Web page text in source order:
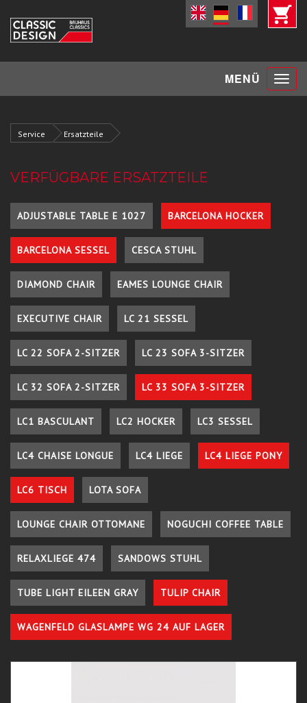
MENÜ Toggle
Service Ersatzteile
VERFÜGBARE ERSATZTEILE
ADJUSTABLE TABLE E 1027 BARCELONA HOCKER
BARCELONA SESSEL CESCA STUHL
DIAMOND CHAIR EAMES LOUNGE CHAIR
EXECUTIVE CHAIR LC 21 SESSEL
LC 22 SOFA 2-SITZER LC 23 SOFA 3-SITZER
LC 32 SOFA 2-SITZER LC 33 SOFA 3-SITZER
LC1 BASCULANT LC2 HOCKER LC3 SESSEL
LC4 CHAISE LONGUE LC4 LIEGE LC4 LIEGE PONY
LC6 TISCH LOTA SOFA
LOUNGE CHAIR OTTOMANE NOGUCHI COFFEE TABLE
RELAXLIEGE 474 SANDOWS STUHL
TUBE LIGHT EILEEN GRAY TULIP CHAIR
WAGENFELD GLASLAMPE WG 24 AUF LAGER